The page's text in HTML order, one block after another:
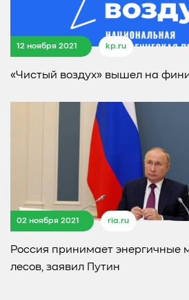
12 ноября 2021 kp.ru
«Чистый воздух» вышел на
02 ноября 2021 ria.ru
Россия принимает энергичные
лесов, заявил Путин